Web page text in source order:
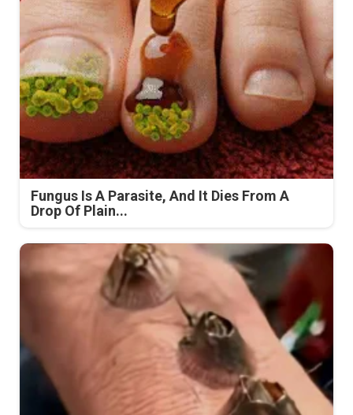
Fungus Is A Parasite, And It Dies From A
Drop Of Plain...